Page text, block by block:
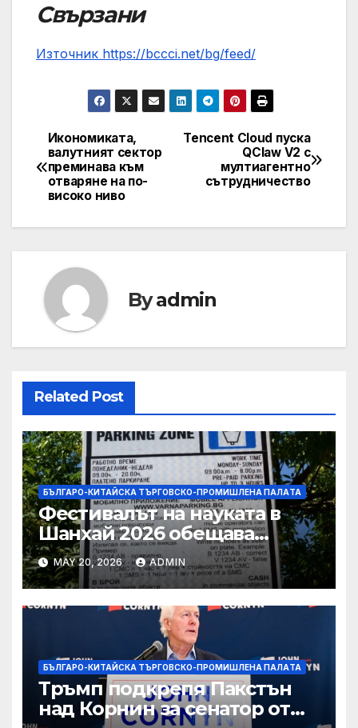
Свързани
Източник https://bccci.net/bg/feed/
Post
navigation
Tencent Cloud пуска
QClaw V2 с
мултиагентно
сътрудничество
Икономиката,
валутният сектор
преминава към
отваряне на по-
високо ниво
Byadmin
Related Post
БЪЛГАРО-КИТАЙСКА ТЪРГОВСКО-ПРОМИШЛЕНА ПАЛAТА
Фестивалът на науката в
Шанхай 2026 обещава
вълнуващи научно-
технологични иновации
MAY 20, 2026 ADMIN
БЪЛГАРО-КИТАЙСКА ТЪРГОВСКО-ПРОМИШЛЕНА ПАЛAТА
Тръмп подкрепя Пакстън
над Корнин за сенатор от